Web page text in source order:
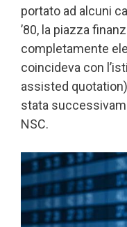
portato ad alcuni
’80, la piazza
completamente
coincideva con
assisted
stata
NSC.